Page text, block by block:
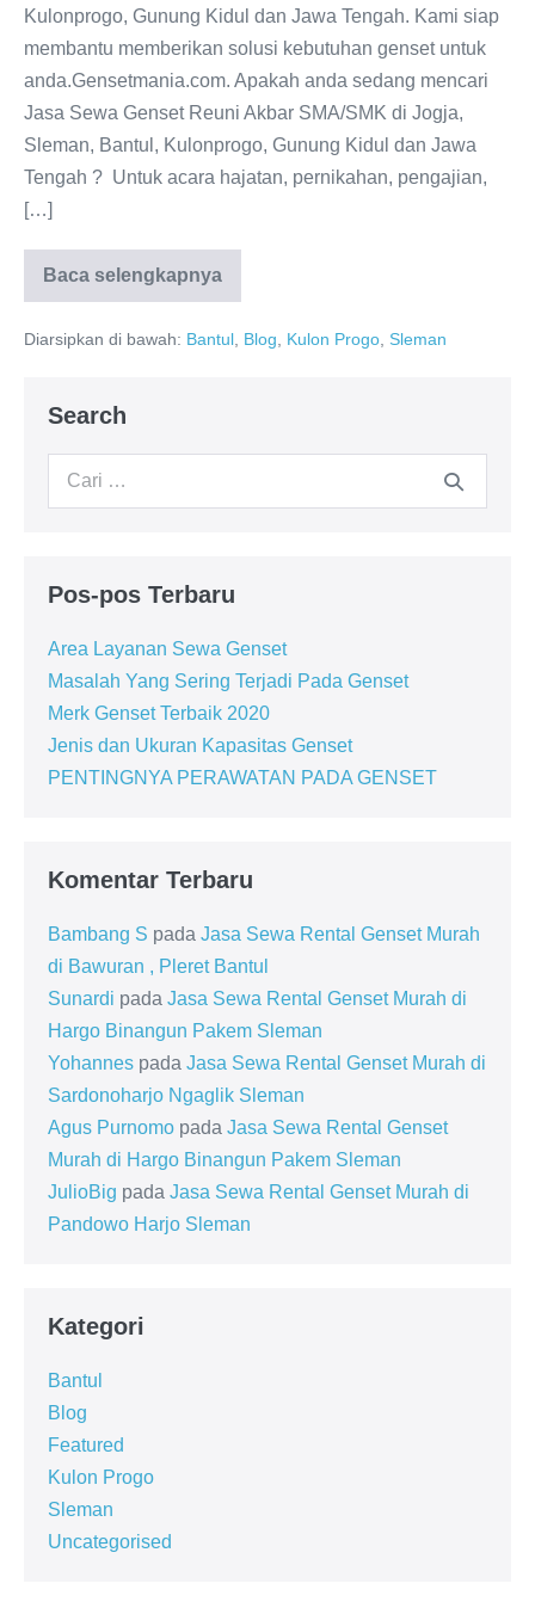
Kulonprogo, Gunung Kidul dan Jawa Tengah. Kami siap
membantu memberikan solusi kebutuhan genset untuk
anda.Gensetmania.com. Apakah anda sedang mencari
Jasa Sewa Genset Reuni Akbar SMA/SMK di Jogja,
Sleman, Bantul, Kulonprogo, Gunung Kidul dan Jawa
Tengah ? Untuk acara hajatan, pernikahan, pengajian,
[…]
Baca selengkapnya
Diarsipkan di bawah: Bantul Blog Kulon Progo Sleman
Search
Pos-pos Terbaru
Area Layanan Sewa Genset
Masalah Yang Sering Terjadi Pada Genset
Merk Genset Terbaik 2020
Jenis dan Ukuran Kapasitas Genset
PENTINGNYA PERAWATAN PADA GENSET
Komentar Terbaru
Bambang S pada Jasa Sewa Rental Genset Murah
di Bawuran , Pleret Bantul
Sunardi pada Jasa Sewa Rental Genset Murah di
Hargo Binangun Pakem Sleman
Yohannes pada Jasa Sewa Rental Genset Murah di
Sardonoharjo Ngaglik Sleman
Agus Purnomo pada Jasa Sewa Rental Genset
Murah di Hargo Binangun Pakem Sleman
JulioBig pada Jasa Sewa Rental Genset Murah di
Pandowo Harjo Sleman
Kategori
Bantul
Blog
Featured
Kulon Progo
Sleman
Uncategorised